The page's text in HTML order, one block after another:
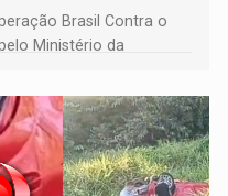
Brasil Contra o
Ministério da